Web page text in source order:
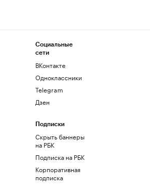
Социальные
сети
ВКонтакте
Одноклассники
Telegram
Дзен
Подписки
Скрыть баннеры
на РБК
Подписка на РБК
Корпоративная
подписка